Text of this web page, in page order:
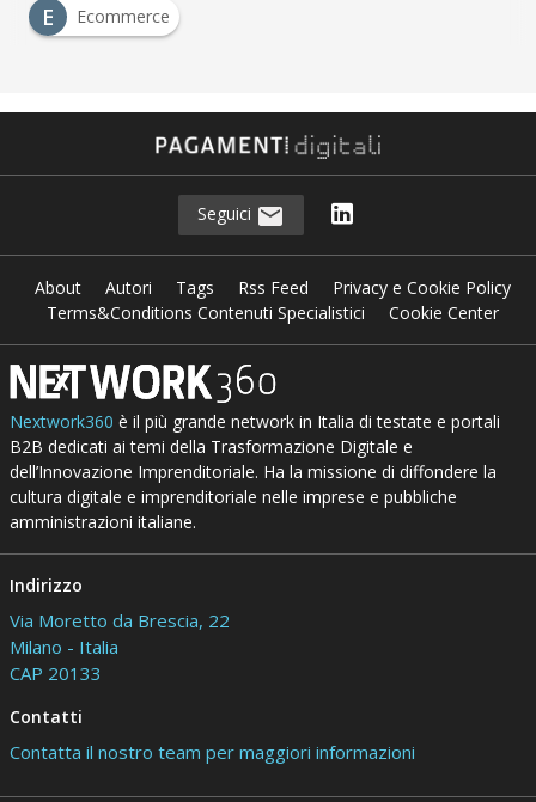
E
Ecommerce
Seguici
About Autori Tags Rss Feed
Privacy e Cookie Policy
Terms&Conditions Contenuti Specialistici
Cookie Center
Nextwork360 è il più grande network in Italia di testate e portali
B2B dedicati ai temi della Trasformazione Digitale e
dell’Innovazione Imprenditoriale. Ha la missione di diffondere la
cultura digitale e imprenditoriale nelle imprese e pubbliche
amministrazioni italiane.
Indirizzo
Via Moretto da Brescia, 22
Milano - Italia
CAP 20133
Contatti
Contatta il nostro team per maggiori informazioni